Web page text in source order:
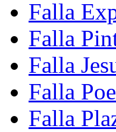
Falla
Falla
Falla
Falla
Falla